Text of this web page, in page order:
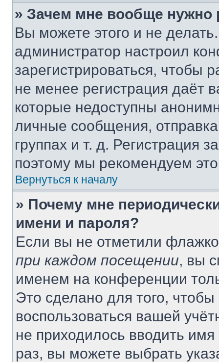
» Зачем мне вообще нужно
Вы можете этого и не
администратор настроил
зарегистрироваться, чтобы
не менее регистрация даёт
которые недоступны
личные сообщения,
группах и т. д. Регистрация
поэтому мы рекомендуем
Вернуться к началу
» Почему мне
имени и пароля?
Если вы не отметили
при каждом посещении, вы
именем на конференции
Это сделано для того, чтобы
воспользоваться вашей
не приходилось вводить
раз, вы можете выбрать